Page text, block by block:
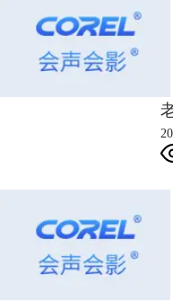
作品，还有就是其汉化版本不
二、电脑如何剪辑视频教程